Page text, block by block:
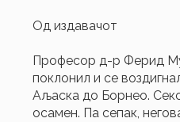
Од издавачот
Професор д-р Ферид
поклонил и се
Аљаска до Борнео.
осамен. Па сепак,